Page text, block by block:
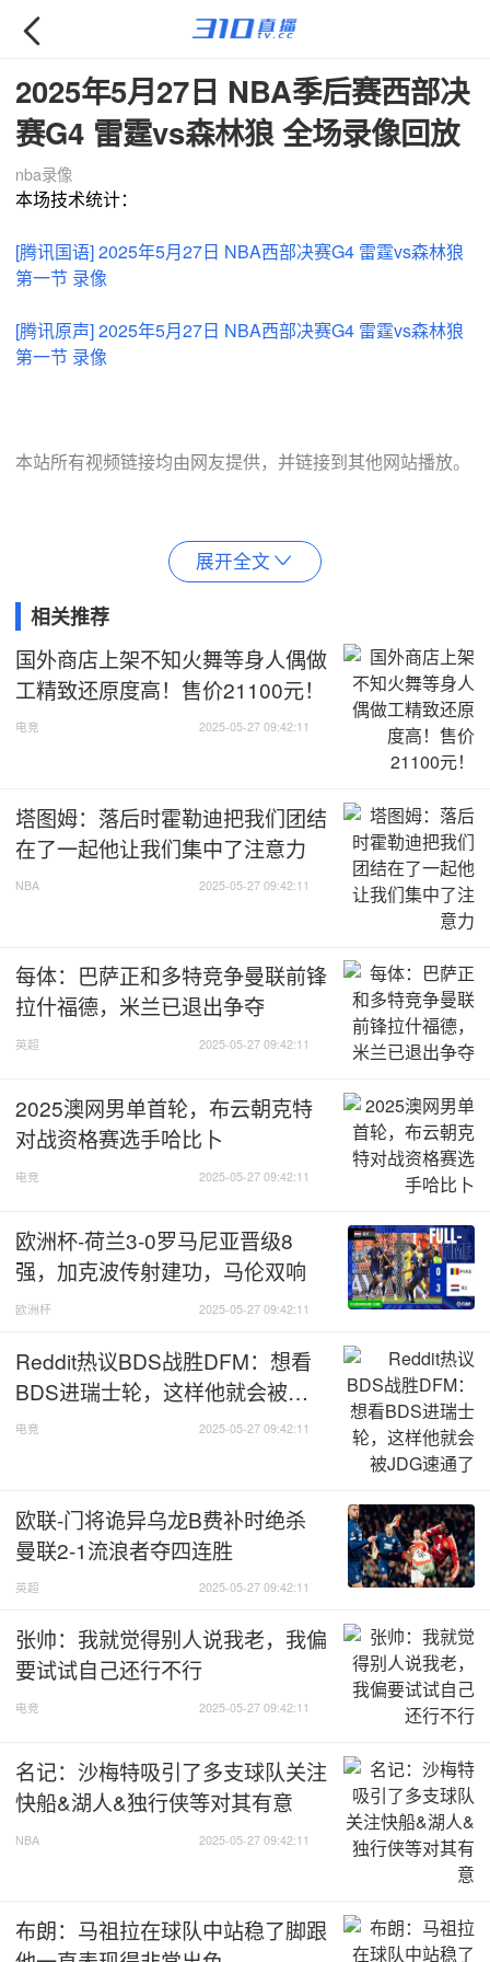

2025年5月27日 NBA季后赛西部决
赛G4 雷霆vs森林狼 全场录像回放
nba录像
本场技术统计：
[腾讯国语] 2025年5月27日 NBA西部决赛G4 雷霆vs森林狼
第一节 录像
[腾讯原声] 2025年5月27日 NBA西部决赛G4 雷霆vs森林狼
第一节 录像
本站所有视频链接均由网友提供，并链接到其他网站播放。
展开全文 
相关推荐
国外商店上架不知火舞等身人偶做
工精致还原度高！售价21100元！
电竞 2025-05-27 09:42:11
塔图姆：落后时霍勒迪把我们团结
在了一起他让我们集中了注意力
NBA 2025-05-27 09:42:11
每体：巴萨正和多特竞争曼联前锋
拉什福德，米兰已退出争夺
英超 2025-05-27 09:42:11
2025澳网男单首轮，布云朝克特
对战资格赛选手哈比卜
电竞 2025-05-27 09:42:11
欧洲杯-荷兰3-0罗马尼亚晋级8
强，加克波传射建功，马伦双响
欧洲杯 2025-05-27 09:42:11
Reddit热议BDS战胜DFM：想看
BDS进瑞士轮，这样他就会被
JDG速通了
电竞 2025-05-27 09:42:11
欧联-门将诡异乌龙B费补时绝杀
曼联2-1流浪者夺四连胜
英超 2025-05-27 09:42:11
张帅：我就觉得别人说我老，我偏
要试试自己还行不行
电竞 2025-05-27 09:42:11
名记：沙梅特吸引了多支球队关注
快船&湖人&独行侠等对其有意
NBA 2025-05-27 09:42:11
布朗：马祖拉在球队中站稳了脚跟